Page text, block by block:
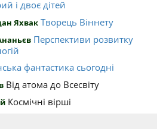
і двоє дітей
Яхвак Творець Віннету
Перспективи розвитку
фантастика сьогодні
Від атома до Всесвіту
Космічні вірші